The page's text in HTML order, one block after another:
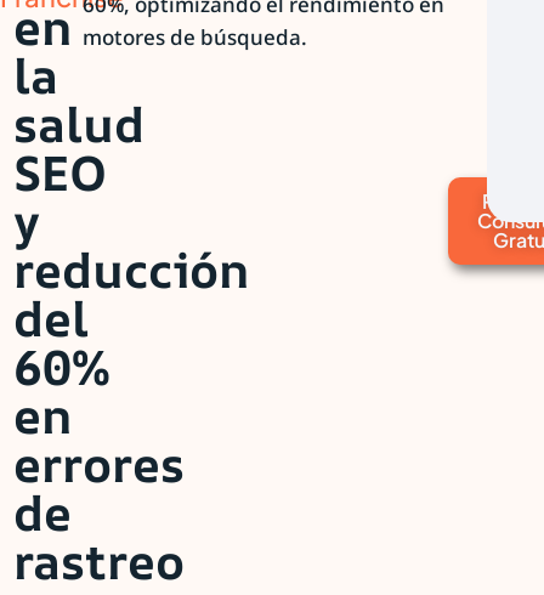
en
la
salud
SEO
y
reducción
del
60%
en
errores
de
rastreo
motores de búsqueda.